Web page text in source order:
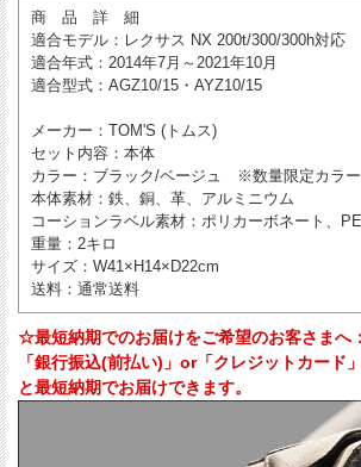
商 品 詳 細
適合モデル ：レクサス NX 200t/300/300h対応
適合年式 ：2014年7月～2021年10月
適合型式 ：AGZ10/15・AYZ10/15
メーカー ：TOM'S (トムス)
セット内容 ：本体
カラー ：ブラック/ベージュ ※数量限定カラー
本体素材 ：鉄、銅、革、アルミニウム
コーションラベル素材 ：ポリカーボネート、
重量 ：2キロ
サイズ ：W41×H14×D22cm
送料 ：通常送料
☆最短納期でのお届けをご希望のお客さまへ：
「銀行振込(前払い)」or「クレジットカード
と最短納期でお届けできます。